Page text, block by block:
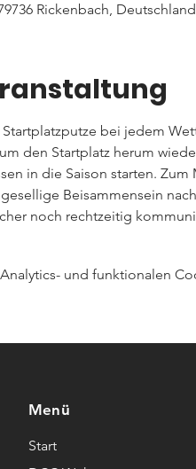
Rickenbach, Deutschland
bei jedem
den Startplatz herum
in die Saison starten.
Beisammensein
noch rechtzeitig
und funktionalen
Menü
Start